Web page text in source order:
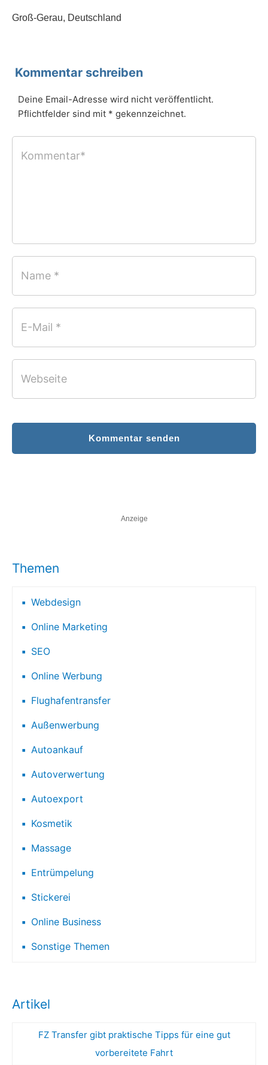
Groß-Gerau, Deutschland
Kommentar schreiben
Deine Email-Adresse wird nicht veröffentlicht.
Pflichtfelder sind mit * gekennzeichnet.
Kommentar*
Name *
E-Mail *
Webseite
Kommentar senden
Anzeige
Themen
Webdesign
Online Marketing
SEO
Online Werbung
Flughafentransfer
Außenwerbung
Autoankauf
Autoverwertung
Autoexport
Kosmetik
Massage
Entrümpelung
Stickerei
Online Business
Sonstige Themen
Artikel
FZ Transfer gibt praktische Tipps für eine gut
vorbereitete Fahrt